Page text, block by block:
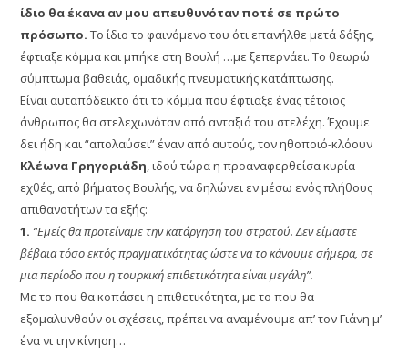
ίδιο θα έκανα αν μου απευθυνόταν ποτέ σε πρώτο
πρόσωπο. Το ίδιο το φαινόμενο του ότι επανήλθε μετά δόξης,
έφτιαξε κόμμα και μπήκε στη Βουλή …με ξεπερνάει. Το θεωρώ
σύμπτωμα βαθειάς, ομαδικής πνευματικής κατάπτωσης.
Είναι αυταπόδεικτο ότι το κόμμα που έφτιαξε ένας τέτοιος
άνθρωπος θα στελεχωνόταν από ανταξιά του στελέχη. Έχουμε
δει ήδη και “απολαύσει” έναν από αυτούς, τον ηθοποιό-κλόουν
Κλέωνα Γρηγοριάδη, ιδού τώρα η προαναφερθείσα κυρία
εχθές, από βήματος Βουλής, να δηλώνει εν μέσω ενός πλήθους
απιθανοτήτων τα εξής:
1. “Εμείς θα προτείναμε την κατάργηση του στρατού. Δεν είμαστε
βέβαια τόσο εκτός πραγματικότητας ώστε να το κάνουμε σήμερα, σε
μια περίοδο που η τουρκική επιθετικότητα είναι μεγάλη”.
Με το που θα κοπάσει η επιθετικότητα, με το που θα
εξομαλυνθούν οι σχέσεις, πρέπει να αναμένουμε απ’ τον Γιάνη μ’
ένα νι την κίνηση…